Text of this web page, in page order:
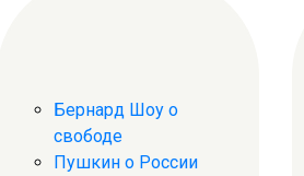
Бернард Шоу о
свободе
Пушкин о России